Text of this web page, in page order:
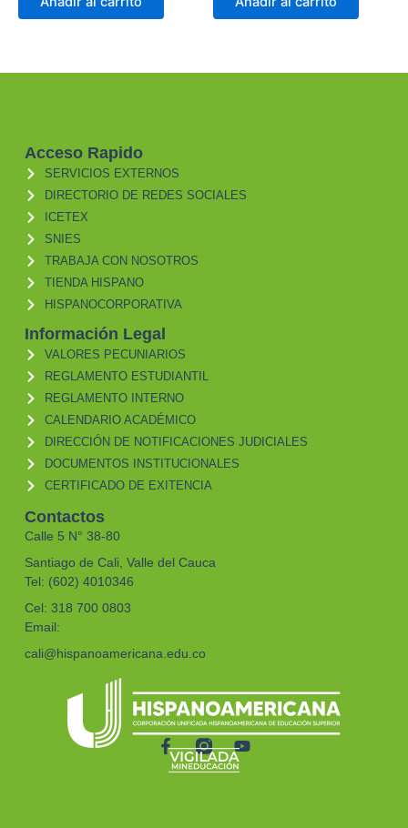
Acceso Rapido
SERVICIOS EXTERNOS
DIRECTORIO DE REDES SOCIALES
ICETEX
SNIES
TRABAJA CON NOSOTROS
TIENDA HISPANO
HISPANOCORPORATIVA
Información Legal
VALORES PECUNIARIOS
REGLAMENTO ESTUDIANTIL
REGLAMENTO INTERNO
CALENDARIO ACADÉMICO
DIRECCIÓN DE NOTIFICACIONES JUDICIALES
DOCUMENTOS INSTITUCIONALES
CERTIFICADO DE EXITENCIA
Contactos
Calle 5 N° 38-80
Santiago de Cali, Valle del Cauca
Tel: (602) 4010346
Cel: 318 700 0803
Email:
cali@hispanoamericana.edu.co
F
a
Y